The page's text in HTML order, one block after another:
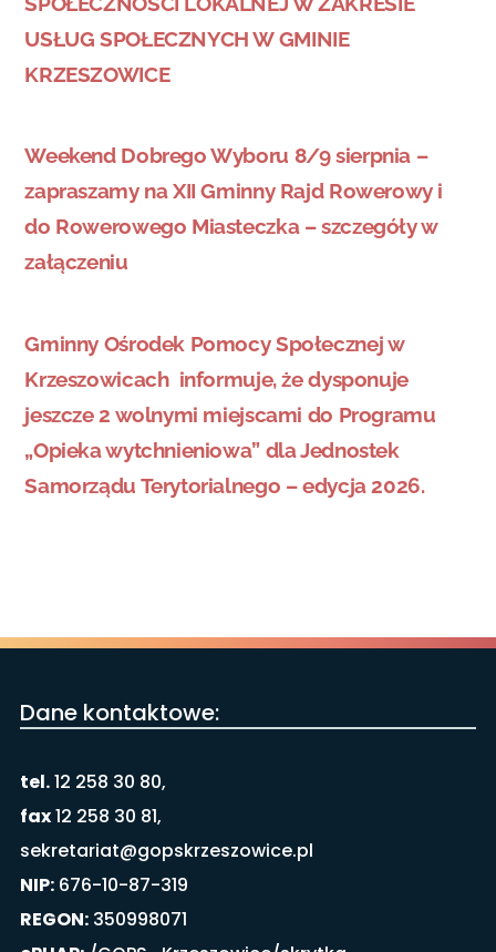
USŁUG SPOŁECZNYCH W GMINIE
KRZESZOWICE
Weekend Dobrego Wyboru 8/9 sierpnia –
zapraszamy na XII Gminny Rajd Rowerowy i
do Rowerowego Miasteczka – szczegóły w
załączeniu
Gminny Ośrodek Pomocy Społecznej w
Krzeszowicach informuje, że dysponuje
jeszcze 2 wolnymi miejscami do Programu
„Opieka wytchnieniowa” dla Jednostek
Samorządu Terytorialnego – edycja 2026.
Dane kontaktowe:
tel.12 258 30 80,
fax12 258 30 81,
sekretariat@gopskrzeszowice.pl
NIP:676-10-87-319
REGON:350998071